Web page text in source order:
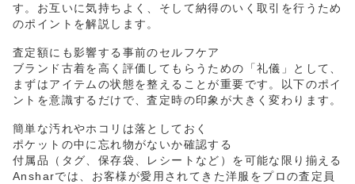
す。お互いに気持ちよく、そして納得のいく取引を行うため
のポイントを解説します。
査定額にも影響する事前のセルフケア
ブランド古着を高く評価してもらうための「礼儀」として、
まずはアイテムの状態を整えることが重要です。以下のポイ
ントを意識するだけで、査定時の印象が大きく変わります。
簡単な汚れやホコリは落としておく
ポケットの中に忘れ物がないか確認する
付属品（タグ、保存袋、レシートなど）を可能な限り揃える
Ansharでは、お客様が愛用されてきた洋服をプロの査定員